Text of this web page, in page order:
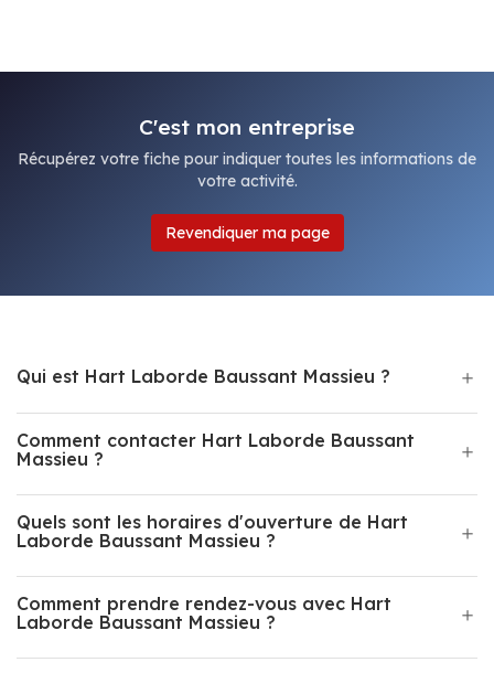
C'est mon entreprise
Récupérez votre fiche pour indiquer toutes les informations de
votre activité.
Revendiquer ma page
Qui est Hart Laborde Baussant Massieu ?
Comment contacter Hart Laborde Baussant
Massieu ?
Quels sont les horaires d'ouverture de Hart
Laborde Baussant Massieu ?
Comment prendre rendez-vous avec Hart
Laborde Baussant Massieu ?